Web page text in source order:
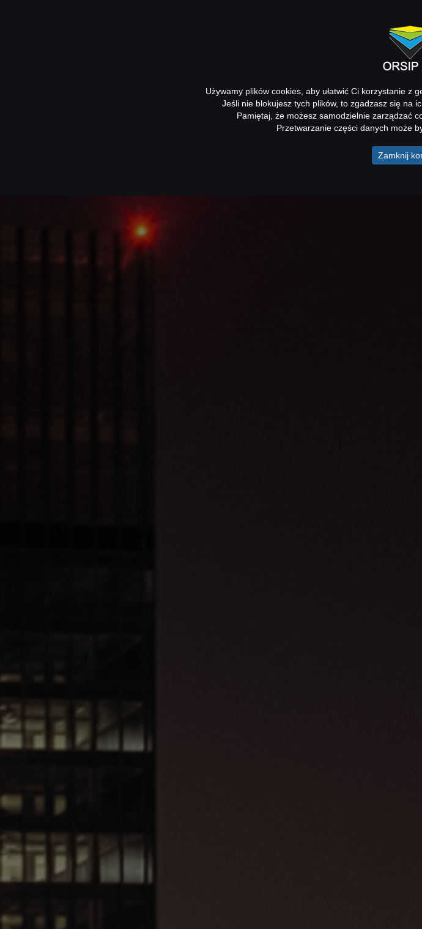
Używamy plików cookies, aby ułatwić Ci korzystanie z
Jeśli nie blokujesz tych plików, to zgadzasz się na
Pamiętaj, że możesz samodzielnie zarządzać
Przetwarzanie części danych może
Zamknij